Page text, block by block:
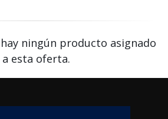
ningún producto asignado
a esta oferta.